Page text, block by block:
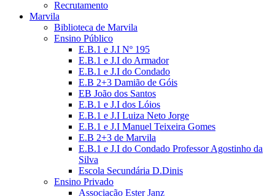
Recrutamento
Marvila
Biblioteca de Marvila
Ensino Público
E.B.1 e J.I Nº 195
E.B.1 e J.I do Armador
E.B.1 e J.I do Condado
E.B 2+3 Damião de Góis
EB João dos Santos
E.B.1 e J.I dos Lóios
E.B.1 e J.I Luiza Neto Jorge
E.B.1 e J.I Manuel Teixeira Gomes
E.B 2+3 de Marvila
E.B.1 e J.I do Condado Professor Agostinho da
Silva
Escola Secundária D.Dinis
Ensino Privado
Associação Ester Janz